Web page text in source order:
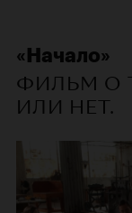
«Начало»
ФИЛЬМ О
ИЛИ НЕТ.